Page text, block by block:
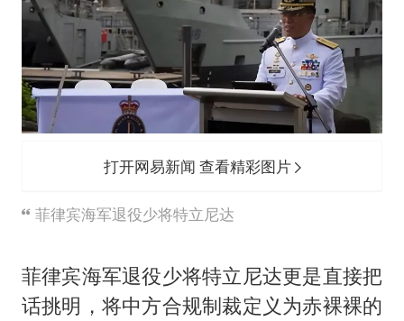
打开网易新闻 查看精彩图片
菲律宾海军退役少将特立尼达
菲律宾海军退役少将特立尼达更是直接把
话挑明，将中方合规制裁定义为赤裸裸的